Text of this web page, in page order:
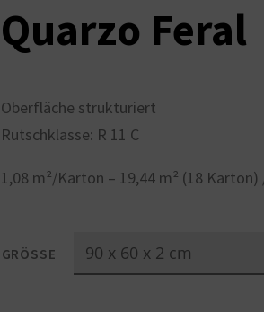
Quarzo Feral
Oberfläche strukturiert
Rutschklasse: R 11 C
1,08 m²/Karton – 19,44 m² (18 Karton)
GRÖSSE